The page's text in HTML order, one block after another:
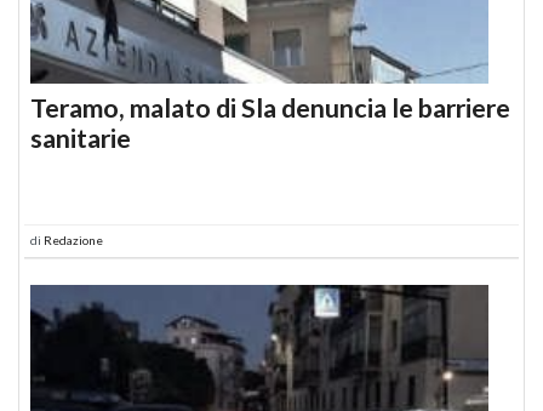
Teramo, malato di Sla denuncia le barriere
sanitarie
di Redazione